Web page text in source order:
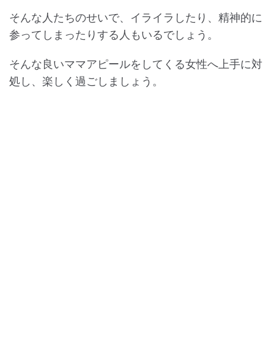
そんな人たちのせいで、イライラしたり、精神的に
参ってしまったりする人もいるでしょう。
そんな良いママアピールをしてくる女性へ上手に対
処し、楽しく過ごしましょう。